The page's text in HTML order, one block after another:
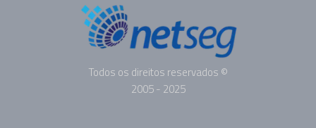
Todos os direitos reservados ©
2005 - 2025